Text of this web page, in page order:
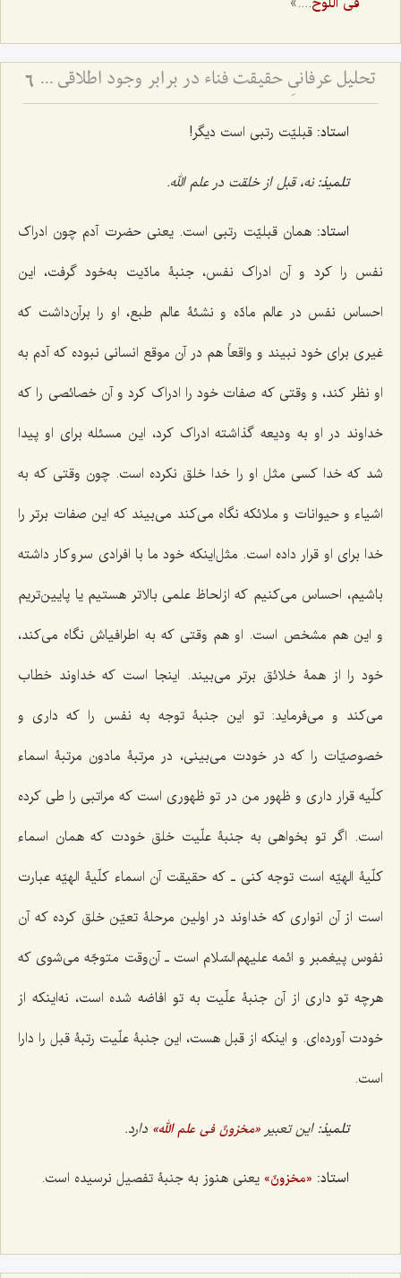
تحلیل عرفانیِ حقیقت فناء در برابر وجود اطلاقی - نقد استقلال عین ثابت و تبیین صرافت وجود در سلوک شهودی 6
استاد: قبلیّت رتبی است دیگر!
تلمیذ:نه، قبل از خلقت در علم الله.
استاد:همان قبلیّت رتبی است. یعنی حضرت آدم چون ادراک
نفس را کرد و آن ادراک نفس، جنبۀ مادّیت به‌خود گرفت، این
احساس نفس در عالم مادّه و نشئۀ عالم طبع، او را برآن‌داشت که
غیری برای خود نبیند و واقعاً هم در آن موقع انسانی نبوده که آدم به
او نظر کند، و وقتی که صفات خود را ادراک کرد و آن خصائصی را که
خداوند در او به ودیعه گذاشته ادراک کرد، این مسئله برای او پیدا
شد که خدا کسی مثل او را خدا خلق نکرده است. چون وقتی که به
اشیاء و حیوانات و ملائکه نگاه می‌کند می‌بیند که این صفات برتر را
خدا برای او قرار داده است. مثل‌اینکه خود ما با افرادی سر و کار داشته
باشیم، احساس می‌کنیم که از لحاظ علمی بالاتر هستیم یا پایین‌تریم
و این هم مشخص است. او هم وقتی که به اطرافیاش نگاه می‌کند،
خود را از همۀ خلائق برتر می‌بیند. اینجا است که خداوند خطاب
می‌کند و می‌فرماید: تو این جنبۀ توجه به نفس را که داری و
خصوصیّات را که در خودت می‌بینی، در مرتبۀ مادون مرتبۀ اسماء
کلّیه قرار داری و ظهور من در تو ظهوری است که مراتبی را طی کرده
است. اگر تو بخواهی به جنبۀ علّیت خلق خودت که همان اسماء
کلّیۀ الهیّه است توجه کنی ـ که حقیقت آن اسماء کلّیۀ الهیّه عبارت
است از آن انواری که خداوند در اولین مرحلۀ تعیّن خلق کرده که آن
نفوس پیغمبر و ائمه علیهم السّلام است ـ آن‌وقت متوجّه می‌شوی که
هرچه تو داری از آن جنبۀ علّیت به تو افاضه شده است، نه‌اینکه از
خودت آورده‌ای. و اینکه از قبل هست، این جنبۀ علّیت رتبۀ قبل را دارا
است.
تلمیذ:این تعبیر «مخزونٌ فی علم الله» دارد.
استاد: «مخزونٌ»یعنی هنوز به جنبۀ تفصیل نرسیده است.